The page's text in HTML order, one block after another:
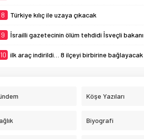
8 Türkiye kılıç ile uzaya çıkacak
9 İsrailli gazetecinin ölüm tehdidi İsveçli bakanı ağlattı
10 ilk araç indirildi… 8 ilçeyi birbirine bağlayacak
Köşe Yazıları
Biyografi